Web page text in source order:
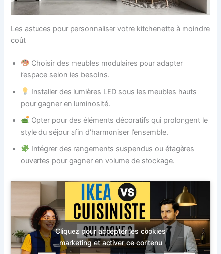
Les astuces pour personnaliser votre kitchenette à moindre
coût
Choisir des meubles modulaires pour adapter
l’espace selon les besoins.
Installer des lumières LED sous les meubles hauts
pour gagner en luminosité.
Opter pour des éléments décoratifs qui prolongent le
style du séjour afin d’harmoniser l’ensemble.
Intégrer des rangements suspendus ou étagères
ouvertes pour gagner en volume de stockage.
Cliquez pour accepter les cookies
marketing et activer ce contenu